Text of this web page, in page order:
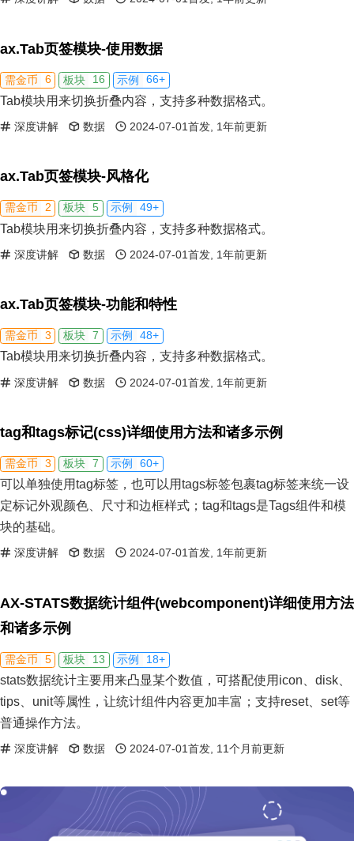
ax.Tab页签模块-使用数据
需金币 6 板块 16 示例 66+
Tab模块用来切换折叠内容，支持多种数据格式。
深度讲解 数据 2024-07-01首发, 1年前更新
ax.Tab页签模块-风格化
需金币 2 板块 5 示例 49+
Tab模块用来切换折叠内容，支持多种数据格式。
深度讲解 数据 2024-07-01首发, 1年前更新
ax.Tab页签模块-功能和特性
需金币 3 板块 7 示例 48+
Tab模块用来切换折叠内容，支持多种数据格式。
深度讲解 数据 2024-07-01首发, 1年前更新
tag和tags标记(css)详细使用方法和诸多示例
需金币 3 板块 7 示例 60+
可以单独使用tag标签，也可以用tags标签包裹tag标签来统一设
定标记外观颜色、尺寸和边框样式；tag和tags是Tags组件和模
块的基础。
深度讲解 数据 2024-07-01首发, 1年前更新
AX-STATS数据统计组件(webcomponent)详细使用方法
和诸多示例
需金币 5 板块 13 示例 18+
stats数据统计主要用来凸显某个数值，可搭配使用icon、disk、
tips、unit等属性，让统计组件内容更加丰富；支持reset、set等
普通操作方法。
深度讲解 数据 2024-07-01首发, 11个月前更新